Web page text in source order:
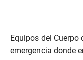
Equipos del
emergencia donde